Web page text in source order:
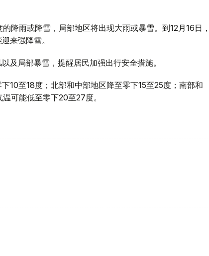
降雨或降雪，局部地区将出现大雨或暴雪。到12月16日，
来强降雪。
及局部暴雪，提醒居民加强出行安全措施。
10至18度；北部和中部地区降至零下15至25度；南部和
可能低至零下20至27度。